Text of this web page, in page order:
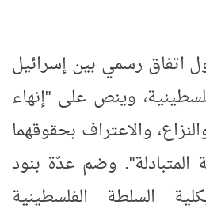
اتفاق رسمي بين إسرائيل
وينص على "إنهاء
والاعتراف بحقوقهما
المتبادلة". وضم عدّة بنود
السلطة الفلسطينية